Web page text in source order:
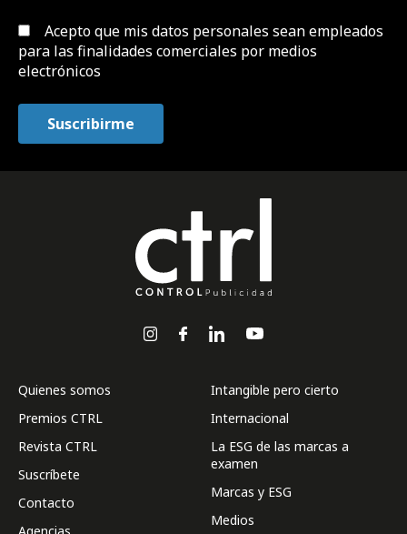
Acepto que mis datos personales sean empleados
para las finalidades comerciales por medios
electrónicos
Quienes somos
Premios CTRL
Revista CTRL
Suscríbete
Contacto
Intangible pero cierto
Internacional
La ESG de las marcas a
examen
Marcas y ESG
Medios